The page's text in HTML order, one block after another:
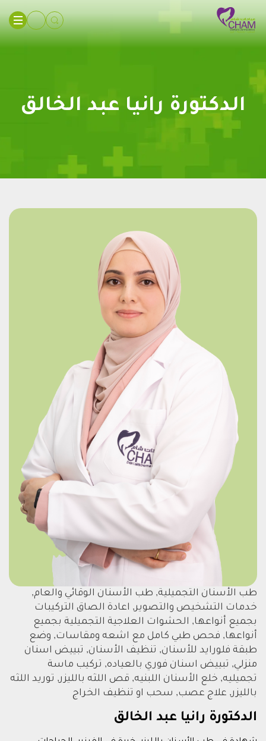
الدكتورة رانيا عبد الخالق
طب الأسنان التجميلية, طب الأسنان الوقائي والعام,
خدمات التشخيص والتصوير, اعادة الصاق التركيبات
بجميع أنواعها, الحشوات العلاجية التجميلية بجميع
أنواعها, فحص طبي كامل مع اشعه ومقاسات, وضع
طبقة فلورايد للأسنان, تنظيف الأسنان, تبييض اسنان
منزلي, تبييض اسنان فوري بالعياده, تركيب ماسة
تجميليه, خلع الأسنان اللبنيه, قص اللثه بالليزر, توريد اللثه
بالليزر, علاج عصب, سحب او تنظيف الخراج
الدكتورة رانيا عبد الخالق